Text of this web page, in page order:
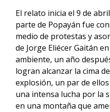
El relato inicia el 9 de
parte de Popayán fue
medio de protestas y
de Jorge Eliécer Gaitán
ambiente, un año
logran alcanzar la cima
explosión, un par de
una intensa lucha por la
en una montaña que